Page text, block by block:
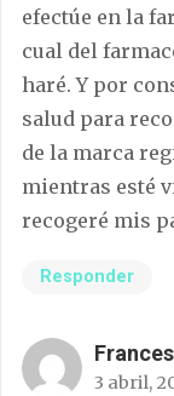
efectúe en la
cual del
haré. Y por
salud para
de la marca
mientras esté
recogeré mis
Responder
3 abril,